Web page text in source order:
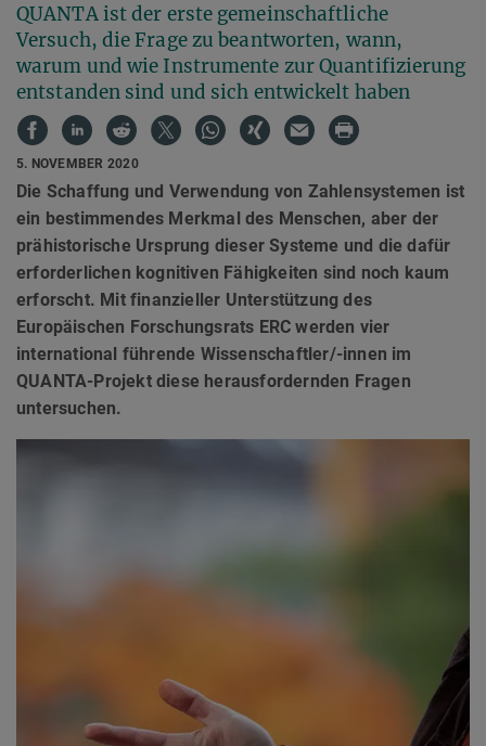
QUANTA ist der erste gemeinschaftliche
Versuch, die Frage zu beantworten, wann,
warum und wie Instrumente zur Quantifizierung
entstanden sind und sich entwickelt haben
5. NOVEMBER 2020
Die Schaffung und Verwendung von Zahlensystemen ist
ein bestimmendes Merkmal des Menschen, aber der
prähistorische Ursprung dieser Systeme und die dafür
erforderlichen kognitiven Fähigkeiten sind noch kaum
erforscht. Mit finanzieller Unterstützung des
Europäischen Forschungsrats ERC werden vier
international führende Wissenschaftler/-innen im
QUANTA-Projekt diese herausfordernden Fragen
untersuchen.